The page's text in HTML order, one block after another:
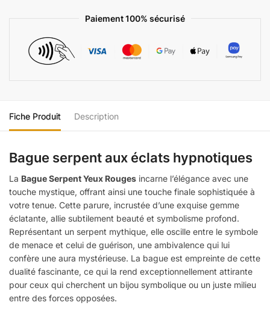
Paiement 100% sécurisé
Fiche Produit Description
Bague serpent aux éclats hypnotiques
La Bague Serpent Yeux Rouges incarne l’élégance avec une
touche mystique, offrant ainsi une touche finale sophistiquée à
votre tenue. Cette parure, incrustée d’une exquise gemme
éclatante, allie subtilement beauté et symbolisme profond.
Représentant un serpent mythique, elle oscille entre le symbole
de menace et celui de guérison, une ambivalence qui lui
confère une aura mystérieuse. La bague est empreinte de cette
dualité fascinante, ce qui la rend exceptionnellement attirante
pour ceux qui cherchent un bijou symbolique ou un juste milieu
entre des forces opposées.